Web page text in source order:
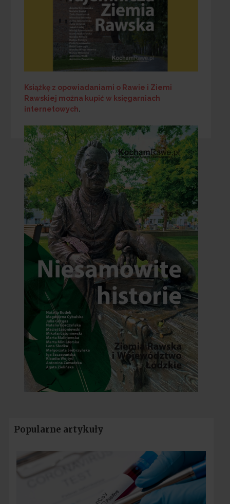
Książkę z opowiadaniami o Rawie i Ziemi
Rawskiej można kupić w księgarniach
internetowych.
Popularne artykuły